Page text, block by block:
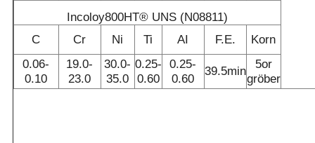
Incoloy800HT® UNS (N08811)
C
Cr Ni Ti AI F.E.
Korn
0.06-
0.10
19.0-
23.0
30.0-
35.0
0.25-
0.60
0.25-
0.60
39.5min
5or
gröber